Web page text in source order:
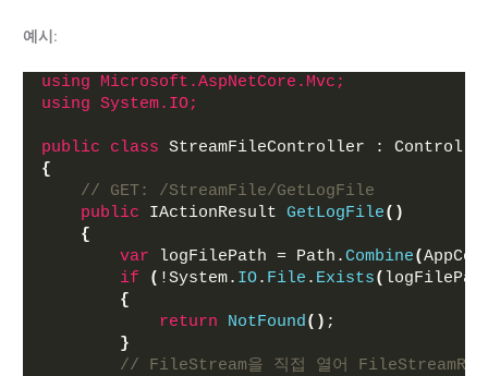
예시 :
using Microsoft.AspNetCore.Mvc;
using System.IO;
public class StreamFileController :
{
// GET: /StreamFile/GetLogFile
public IActionResult GetLogFile()
{
var logFilePath = Path.Combine(
if
( !System. IO. File . Exists(
{
return
NotFound() ;
}
// FileStream을 직접 열어